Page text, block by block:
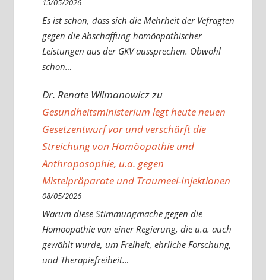
15/05/2026
Es ist schön, dass sich die Mehrheit der Vefragten
gegen die Abschaffung homöopathischer
Leistungen aus der GKV aussprechen. Obwohl
schon…
Dr. Renate Wilmanowiczzu
Gesundheitsministerium legt heute neuen
Gesetzentwurf vor und verschärft die
Streichung von Homöopathie und
Anthroposophie, u.a. gegen
Mistelpräparate und Traumeel-Injektionen
08/05/2026
Warum diese Stimmungmache gegen die
Homöopathie von einer Regierung, die u.a. auch
gewählt wurde, um Freiheit, ehrliche Forschung,
und Therapiefreiheit…